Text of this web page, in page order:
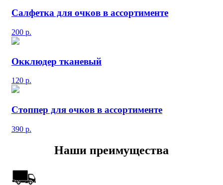
Салфетка для очков в ассортименте
200 р.
Окклюдер тканевый
120 р.
Стоппер для очков в ассортименте
390 р.
Наши преимущества